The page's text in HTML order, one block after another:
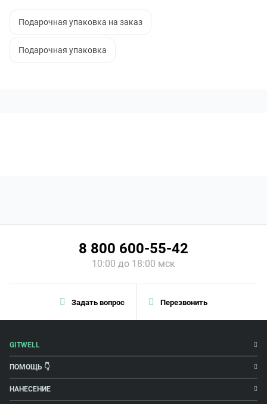
Подарочная упаковка на заказ
Подарочная упаковка
Задать вопрос Перезвонить
8 800 600-55-42
10:00 до 18:00 мск
GITWELL
ПОМОЩЬ 👇
НАНЕСЕНИЕ